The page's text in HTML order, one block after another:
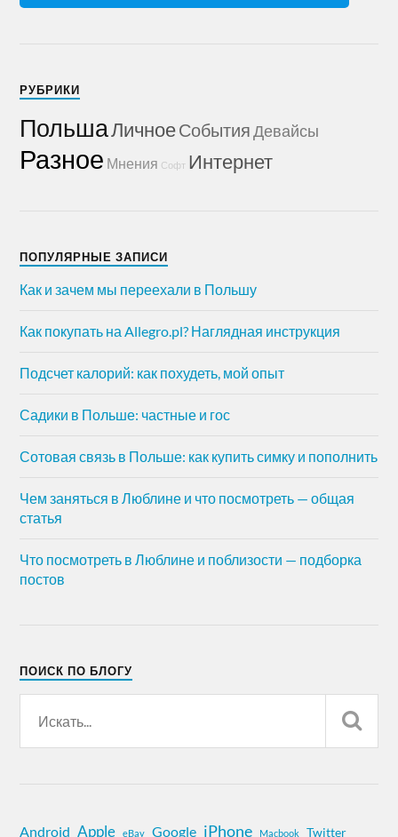
РУБРИКИ
ПольшаЛичноеСобытияДевайсы
Разное Мнения Софт Интернет
ПОПУЛЯРНЫЕ ЗАПИСИ
Как и зачем мы переехали в Польшу
Как покупать на Allegro.pl? Наглядная инструкция
Подсчет калорий: как похудеть, мой опыт
Садики в Польше: частные и гос
Сотовая связь в Польше: как купить симку и пополнить
Чем заняться в Люблине и что посмотреть — общая
статья
Что посмотреть в Люблине и поблизости — подборка
постов
ПОИСК ПО БЛОГУ
Android Apple eBay Google iPhone Macbook Twitter